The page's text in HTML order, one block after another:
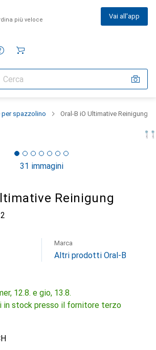
più veloce Vai all'app
per spazzolino Oral-B iO Ultimative Reinigung
31 immagini
Reinigung
2
Marca
Altri prodotti Oral-B
12.8. e gio, 13.8.
in stock presso il fornitore terzo